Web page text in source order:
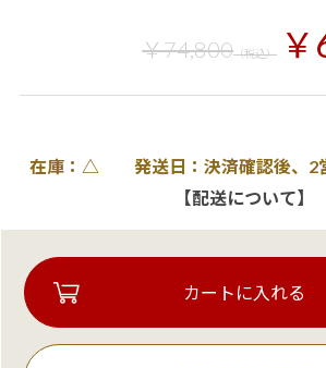
￥74,800（税込）
在庫：△ 発送日：決済確認後、2
【配送について】